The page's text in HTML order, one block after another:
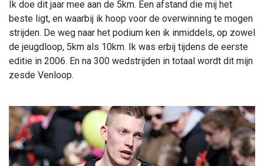
Ik doe dit jaar mee aan de 5km. Een afstand die mij het
beste ligt, en waarbij ik hoop voor de overwinning te mogen
strijden. De weg naar het podium ken ik inmiddels, op zowel
de jeugdloop, 5km als 10km. Ik was erbij tijdens de eerste
editie in 2006. En na 300 wedstrijden in totaal wordt dit mijn
zesde Venloop.